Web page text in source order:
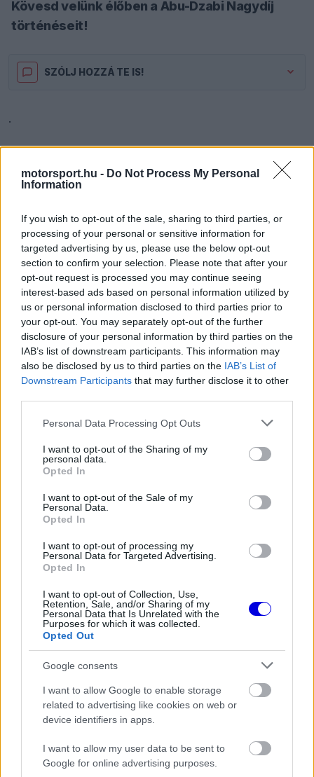
motorsport.hu - Do Not Process My Personal
Information
If you wish to opt-out of the sale, sharing to third parties, or
processing of your personal or sensitive information for
targeted advertising by us, please use the below opt-out
section to confirm your selection. Please note that after your
opt-out request is processed you may continue seeing
interest-based ads based on personal information utilized by
us or personal information disclosed to third parties prior to
your opt-out. You may separately opt-out of the further
disclosure of your personal information by third parties on the
IAB’s list of downstream participants. This information may
also be disclosed by us to third parties on the IAB’s List of
Downstream Participants that may further disclose it to other
Please note that this website/app uses one or more Google
not limited to your visit or usage behaviour. You may click to
grant or deny consent to Google and its third-party tags to
use your data for below specified purposes in below Google
consent section.
Personal Data Processing Opt Outs
I want to opt-out of the Sharing of my
personal data.
Opted In
I want to opt-out of the Sale of my
Personal Data.
Opted In
I want to opt-out of processing my
Personal Data for Targeted Advertising.
Opted In
I want to opt-out of Collection, Use,
Retention, Sale, and/or Sharing of my
Personal Data that Is Unrelated with the
Purposes for which it was collected.
Opted Out
Google consents
I want to allow Google to enable storage
related to advertising like cookies on web or
device identifiers in apps.
I want to allow my user data to be sent to
Google for online advertising purposes.
Kövesd velünk élőben a Abu-Dzabi Nagydíj
történéseit!
SZÓLJ HOZZÁ TE IS!
.
Itt is van:
egyelőre lépéshátrányban
Köszönjük a figyelmet, az élő közvetítésünk ezzel
búcsúzik mára, de hamarosan jövünk még a második
Video
window.
The media could not be loaded, either because the
server or network failed or because the format is not